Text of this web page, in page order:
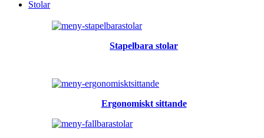
Stolar
Stapelbara stolar
Ergonomiskt sittande